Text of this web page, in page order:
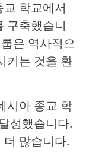
학교에서
구축했습니
은 역사적으
키는 것을 환
시아 종교 학
성했습니다.
많습니다.